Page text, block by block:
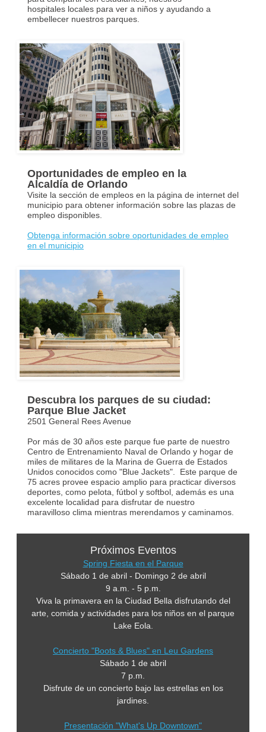
hospitales locales para ver a niños y ayudando a
embellecer nuestros parques.
Oportunidades de empleo en la
Alcaldía de Orlando
Visite la sección de empleos en la página de internet del
municipio para obtener información sobre las plazas de
empleo disponibles.
Obtenga información sobre oportunidades de empleo
en el municipio
Descubra los parques de su ciudad:
Parque Blue Jacket
2501 General Rees Avenue
Por más de 30 años este parque fue parte de nuestro
Centro de Entrenamiento Naval de Orlando y hogar de
miles de militares de la Marina de Guerra de Estados
Unidos conocidos como "Blue Jackets". Este parque de
75 acres provee espacio amplio para practicar diversos
deportes, como pelota, fútbol y softbol, además es una
excelente localidad para disfrutar de nuestro
maravilloso clima mientras merendamos y caminamos.
Próximos Eventos
Spring Fiesta en el Parque
Sábado 1 de abril - Domingo 2 de abril
9 a.m. - 5 p.m.
Viva la primavera en la Ciudad Bella disfrutando del
arte, comida y actividades para los niños en el parque
Lake Eola.
Concierto "Boots & Blues" en Leu Gardens
Sábado 1 de abril
7 p.m.
Disfrute de un concierto bajo las estrellas en los
jardines.
Presentación "What's Up Downtown"